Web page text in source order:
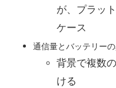
が、プラッ
ケース
通信量とバッテリー
背景で複数
ける